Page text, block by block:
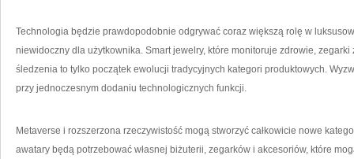
Technologia będzie prawdopodobnie odgrywać coraz większą rolę w
niewidoczny dla użytkownika. Smart jewelry, które monitoruje zdrowie, zegarki
śledzenia to tylko początek ewolucji tradycyjnych kategori produktowych.
przy jednoczesnym dodaniu technologicznych funkcji.
Metaverse i rozszerzona rzeczywistość mogą stworzyć całkowicie nowe
awatary będą potrzebować własnej biżuterii, zegarków i akcesoriów, które